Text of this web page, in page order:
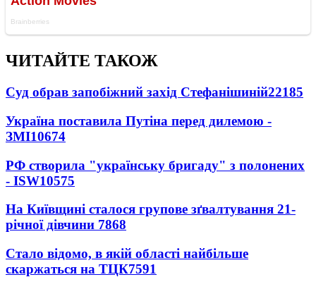
ЧИТАЙТЕ ТАКОЖ
Суд обрав запобіжний захід Стефанішиній22185
Україна поставила Путіна перед дилемою -
ЗМІ10674
РФ створила "українську бригаду" з полонених
- ISW10575
На Київщині сталося групове зґвалтування 21-
річної дівчини 7868
Стало відомо, в якій області найбільше
скаржаться на ТЦК7591